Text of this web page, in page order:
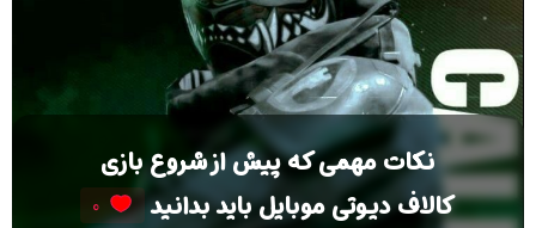
نکات مهمی که پیش از شروع بازی
کالاف دیوتی موبایل باید بدانید
0